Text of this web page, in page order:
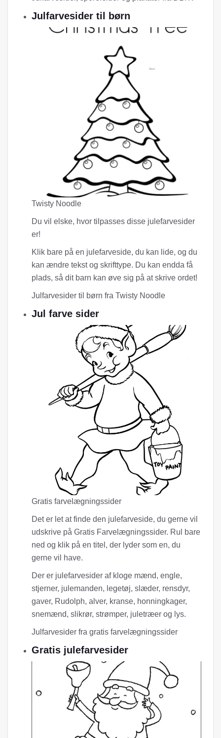
Julfarvesider til børn
Twisty Noodle
Du vil elske, hvor tilpasses disse julefarvesider
er!
Klik bare på en julefarveside, du kan lide, og du
kan ændre tekst og skrifttype. Du kan endda få
plads, så dit barn kan øve sig på at skrive ordet!
Julfarvesider til børn fra Twisty Noodle
Jul farve sider
Gratis farvelægningssider
Det er let at finde den julefarveside, du gerne vil
udskrive på Gratis Farvelægningssider. Rul bare
ned og klik på en titel, der lyder som en, du
gerne vil have.
Der er julefarvesider af kloge mænd, engle,
stjerner, julemanden, legetøj, slæder, rensdyr,
gaver, Rudolph, alver, kranse, honningkager,
snemænd, slikrør, strømper, juletræer og lys.
Julfarvesider fra gratis farvelægningssider
Gratis julefarvesider